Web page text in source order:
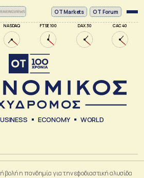
NASDAQ FTSE 100 DAX 30 CAC 40
ΟΤ Markets OT Forum
ECONOMY WORLD
βολή η πανδημία για την εφοδιαστική αλυσίδα